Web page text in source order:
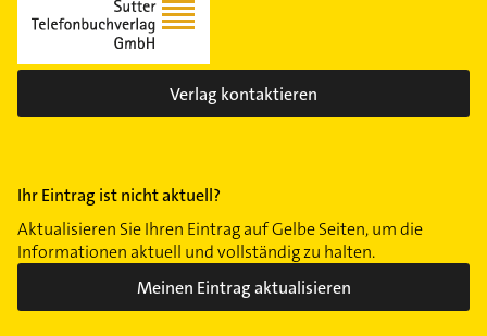
Verlag kontaktieren
Ihr Eintrag ist nicht aktuell?
Aktualisieren Sie Ihren Eintrag auf Gelbe Seiten, um die
Informationen aktuell und vollständig zu halten.
Meinen Eintrag aktualisieren